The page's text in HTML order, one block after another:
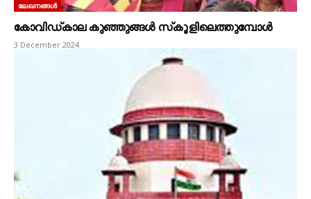
ലേഖനങ്ങൾ
കോവിഡ്‌കാല കുഞ്ഞുങ്ങൾ സ്‌കൂളിലെത്തുമ്പോൾ
3 December 2024